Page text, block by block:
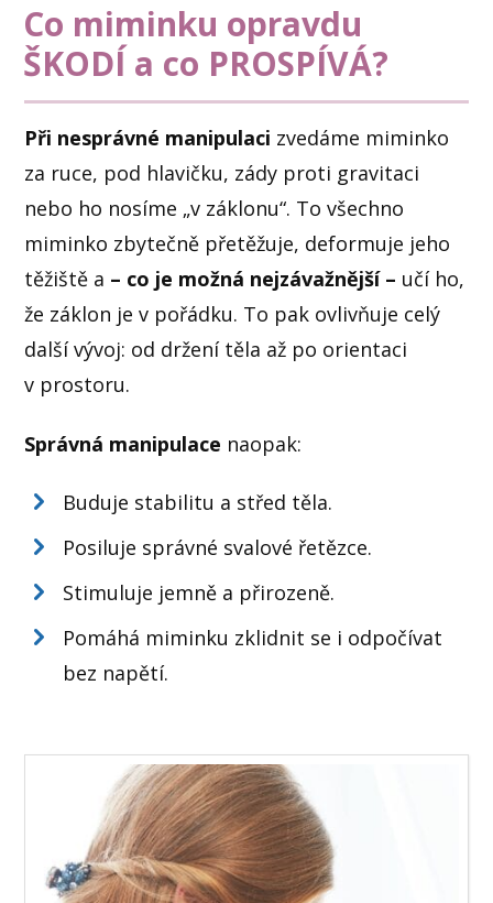
Co miminku opravdu
ŠKODÍ a co PROSPÍVÁ?
Při nesprávné manipulaci zvedáme miminko
za ruce, pod hlavičku, zády proti gravitaci
nebo ho nosíme „v záklonu“. To všechno
miminko zbytečně přetěžuje, deformuje jeho
těžiště a – co je možná nejzávažnější – učí ho,
že záklon je v pořádku. To pak ovlivňuje celý
další vývoj: od držení těla až po orientaci
v prostoru.
Správná manipulace naopak:
Buduje stabilitu a střed těla.
Posiluje správné svalové řetězce.
Stimuluje jemně a přirozeně.
Pomáhá miminku zklidnit se i odpočívat
bez napětí.